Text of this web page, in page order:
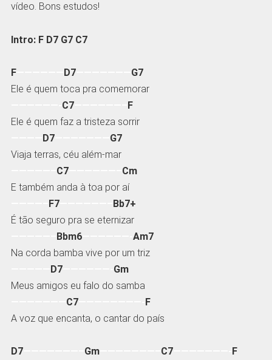
vídeo. Bons estudos!
Intro: F D7 G7 C7
F—————— D7——————— G7
Ele é quem toca pra comemorar
C7——————– F
Ele é quem faz a tristeza sorrir
D7——————— G7
Viaja terras, céu além-mar
C7——————– Cm
E também anda à toa por aí
F7——————– Bb7+
É tão seguro pra se eternizar
Bbm6——————- Am7
Na corda bamba vive por um triz
D7——————- Gm
Meus amigos eu falo do samba
C7————————- F
A voz que encanta, o cantar do país
D7———————– Gm———————– C7———————- F